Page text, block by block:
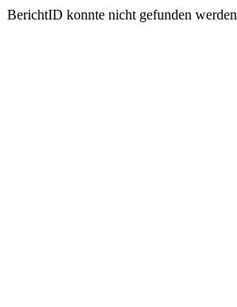
BerichtID konnte nicht gefunden werden